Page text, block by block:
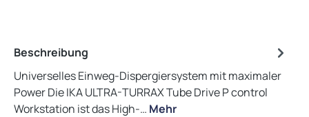
Beschreibung
Universelles Einweg-Dispergiersystem mit maximaler
Power Die IKA ULTRA-TURRAX Tube Drive P control
Workstation ist das High-… Mehr